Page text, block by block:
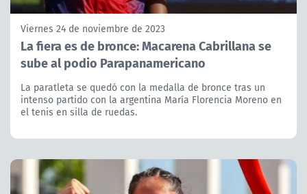
Viernes 24 de noviembre de 2023
La fiera es de bronce: Macarena Cabrillana se
sube al podio Parapanamericano
La paratleta se quedó con la medalla de bronce tras un
intenso partido con la argentina María Florencia Moreno en
el tenis en silla de ruedas.